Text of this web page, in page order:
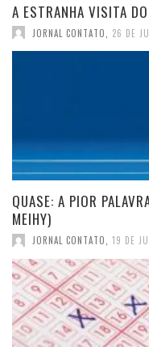
A ESTRANHA VISITA
JORNAL CONTATO 26 DE
QUASE: A PIOR
MEIHY)
JORNAL CONTATO, 19 DE